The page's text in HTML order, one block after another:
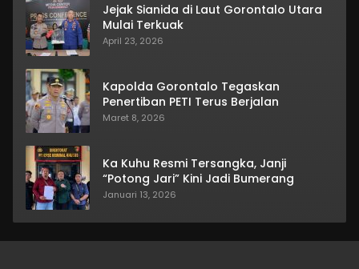
Jejak Sianida di Laut Gorontalo Utara
Mulai Terkuak
April 23, 2026
Kapolda Gorontalo Tegaskan
Penertiban PETI Terus Berjalan
Maret 8, 2026
Ka Kuhu Resmi Tersangka, Janji
“Potong Jari” Kini Jadi Bumerang
Januari 13, 2026